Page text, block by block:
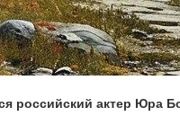
актер Юра